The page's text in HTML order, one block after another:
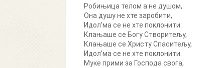
Робињица телом а не душом,
Она душу не хте заробити,
Идол’ма се не хте поклонити:
Клањаше се Богу Створитељу,
Клањаше се Христу Спаситељу,
Идол’ма се не хте поклонити.
Муке прими за Господа свога,